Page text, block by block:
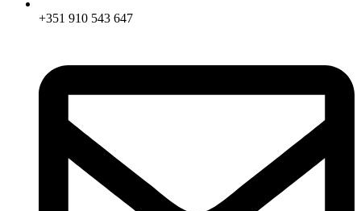
+351 910 543 647